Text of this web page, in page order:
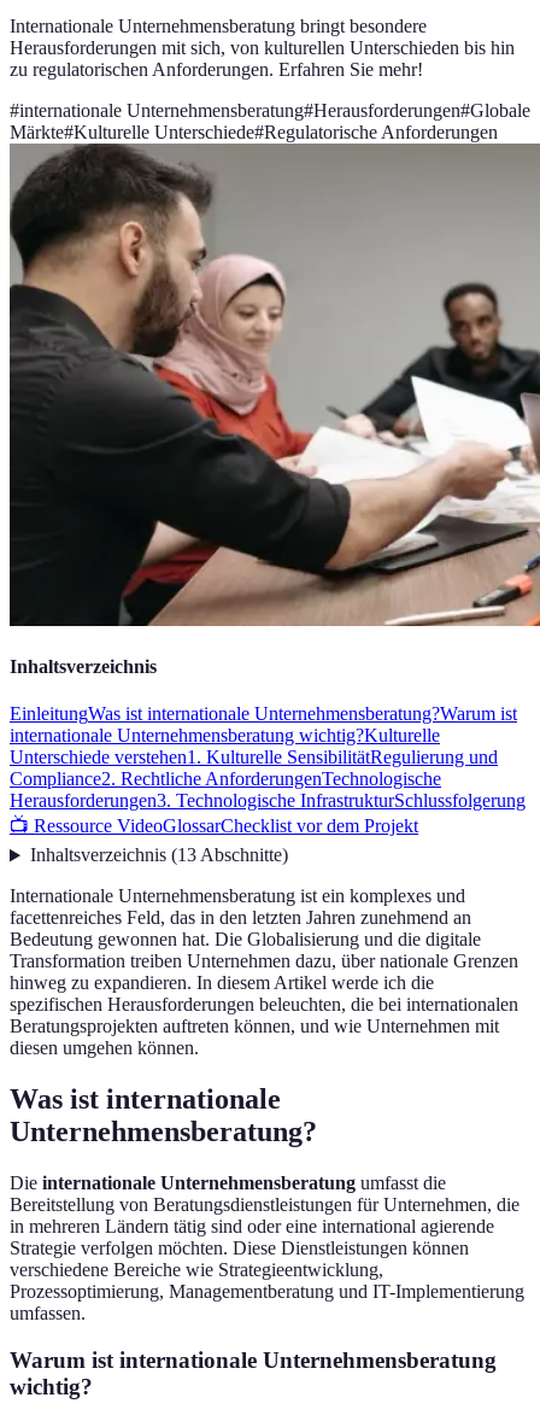
Internationale Unternehmensberatung bringt besondere
Herausforderungen mit sich, von kulturellen Unterschieden bis hin
zu regulatorischen Anforderungen. Erfahren Sie mehr!
#internationale Unternehmensberatung#Herausforderungen#Globale
Märkte#Kulturelle Unterschiede#Regulatorische Anforderungen
Inhaltsverzeichnis
EinleitungWas ist internationale Unternehmensberatung?Warum ist
internationale Unternehmensberatung wichtig?Kulturelle
Unterschiede verstehen1. Kulturelle SensibilitätRegulierung und
Compliance2. Rechtliche AnforderungenTechnologische
Herausforderungen3. Technologische InfrastrukturSchlussfolgerung
📺 Ressource VideoGlossarChecklist vor dem Projekt
Inhaltsverzeichnis(13Abschnitte)
Internationale Unternehmensberatung ist ein komplexes und
facettenreiches Feld, das in den letzten Jahren zunehmend an
Bedeutung gewonnen hat. Die Globalisierung und die digitale
Transformation treiben Unternehmen dazu, über nationale Grenzen
hinweg zu expandieren. In diesem Artikel werde ich die
spezifischen Herausforderungen beleuchten, die bei internationalen
Beratungsprojekten auftreten können, und wie Unternehmen mit
diesen umgehen können.
Was ist internationale
Unternehmensberatung?
Die internationale Unternehmensberatung umfasst die
Bereitstellung von Beratungsdienstleistungen für Unternehmen, die
in mehreren Ländern tätig sind oder eine international agierende
Strategie verfolgen möchten. Diese Dienstleistungen können
verschiedene Bereiche wie Strategieentwicklung,
Prozessoptimierung, Managementberatung und IT-Implementierung
umfassen.
Warum ist internationale Unternehmensberatung
wichtig?